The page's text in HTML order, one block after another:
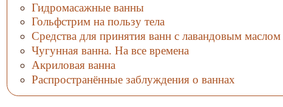
Гидромасажные ванны
Гольфстрим на пользу тела
Средства для принятия ванн с лавандовым маслом
Чугунная ванна. На все времена
Акриловая ванна
Распространённые заблуждения о ваннах